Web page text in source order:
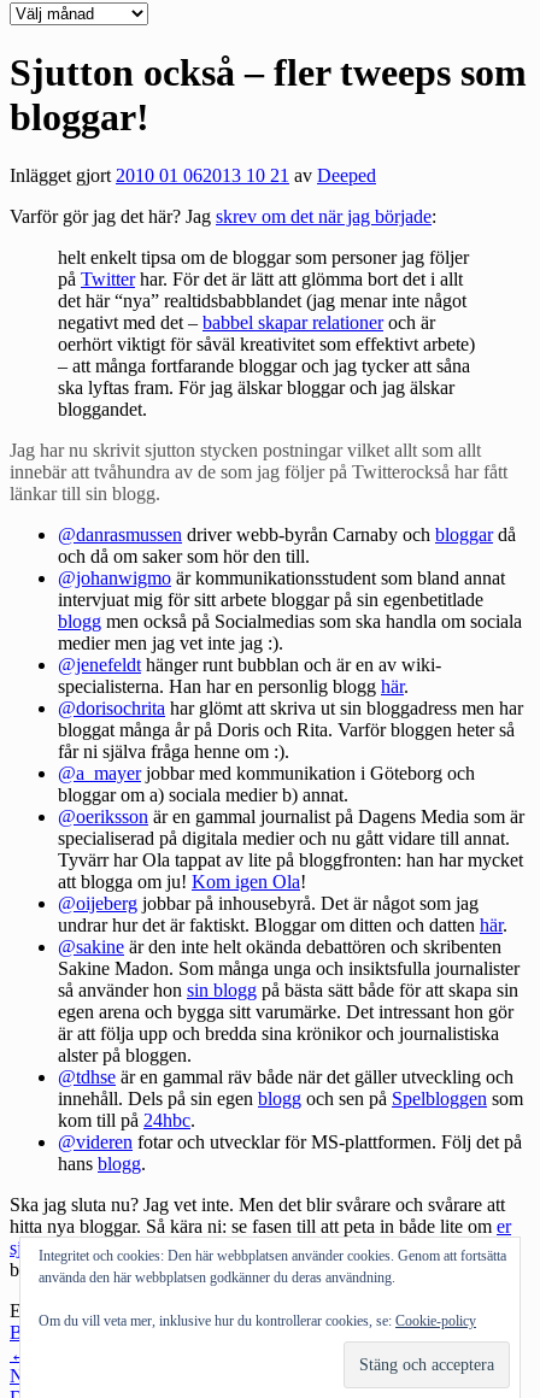
Deepedition
Sjutton också – fler tweeps som
bloggar!
Inlägget gjort2010 01 062013 10 21 av Deeped
Varför gör jag det här? Jag skrev om det när jag började:
helt enkelt tipsa om de bloggar som personer jag följer
på Twitterhar. För det är lätt att glömma bort det i allt
det här “nya” realtidsbabblandet (jag menar inte något
negativt med det – babbel skapar relationeroch är
oerhört viktigt för såväl kreativitet som effektivt arbete)
– att många fortfarande bloggar och jag tycker att såna
ska lyftas fram. För jag älskar bloggar och jag älskar
bloggandet.
Jag har nu skrivit sjutton stycken postningar vilket allt som allt
innebär att tvåhundra av de som jag följer på Twitterockså har fått
länkar till sin blogg.
@danrasmussen driver webb-byrån Carnaby och bloggardå
och då om saker som hör den till.
@johanwigmo är kommunikationsstudent som bland annat
intervjuat mig för sitt arbete bloggar på sin egenbetitlade
blogg men också på Socialmedias som ska handla om sociala
medier men jag vet inte jag :).
@jenefeldthänger runt bubblan och är en av wiki-
specialisterna. Han har en personlig blogg här.
@dorisochrita har glömt att skriva ut sin bloggadress men har
bloggat många år på Doris och Rita. Varför bloggen heter så
får ni själva fråga henne om :).
@a_mayerjobbar med kommunikation i Göteborg och
bloggarom a) sociala medier b) annat.
@oeriksson är en gammal journalist på Dagens Media som är
specialiserad på digitala medier och nu gått vidare till annat.
Tyvärr har Ola tappat av lite på bloggfronten: han har mycket
att blogga om ju! Kom igen Ola!
@oijeberg jobbar på inhousebyrå. Det är något som jag
undrar hur det är faktiskt. Bloggar om ditten och datten här.
@sakine är den inte helt okända debattören och skribenten
Sakine Madon. Som många unga och insiktsfulla journalister
så använder hon sin blogg på bästa sätt både för att skapa sin
egen arena och bygga sitt varumärke. Det intressant hon gör
är att följa upp och bredda sina krönikor och journalistiska
alster på bloggen.
@tdhse är en gammal räv både när det gäller utveckling och
innehåll. Dels på sin egen blogg och sen på Spelbloggen som
kom till på 24hbc.
@videren fotar och utvecklar för MS-plattformen. Följ det på
hans blogg.
Ska jag sluta nu? Jag vet inte. Men det blir svårare och svårare att
hitta nya bloggar. Så kära ni: se fasen till att peta in både lite om er
själva i Twitters bio liksom er bloggadress: för jag vet att flera har
bloggar men glömt bort att peta in det i bio.
Etiketter:
bloggar bloggare, tweepblogs Twitter
Kategorier:
Bloggosfären,Internet
Inläggsnavigering
←
Nästa inlägg
Integritet och cookies: Den här webbplatsen använder cookies. Genom att fortsätta
använda den här webbplatsen godkänner du deras användning.
Om du vill veta mer, inklusive hur du kontrollerar cookies, se: Cookie-policy